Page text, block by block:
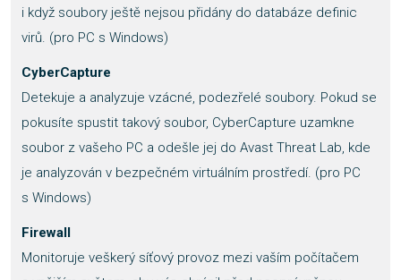
i když soubory ještě nejsou přidány do databáze definic
virů. (pro PC s Windows)
CyberCapture
Detekuje a analyzuje vzácné, podezřelé soubory. Pokud se
pokusíte spustit takový soubor, CyberCapture uzamkne
soubor z vašeho PC a odešle jej do Avast Threat Lab, kde
je analyzován v bezpečném virtuálním prostředí. (pro PC
s Windows)
Firewall
Monitoruje veškerý síťový provoz mezi vaším počítačem